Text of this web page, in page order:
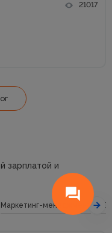
А вот как быть
21017
зарплатой и
Маркетинг-менеджмент